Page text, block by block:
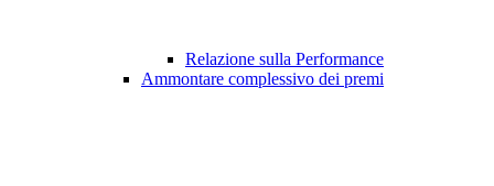
Relazione sulla Performance
Ammontare complessivo dei premi